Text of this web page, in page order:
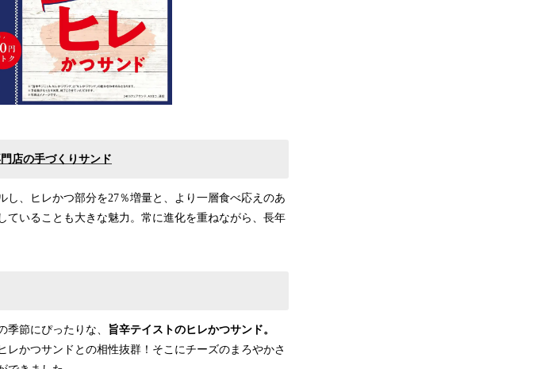
店の手づくりサンド
、ヒレかつ部分を27％増量と、より一層食べ応えのあ
いることも大きな魅力。常に進化を重ねながら、長年
節にぴったりな、
旨辛テイストのヒレかつサンド。
かつサンドとの相性抜群！そこにチーズのまろやかさ